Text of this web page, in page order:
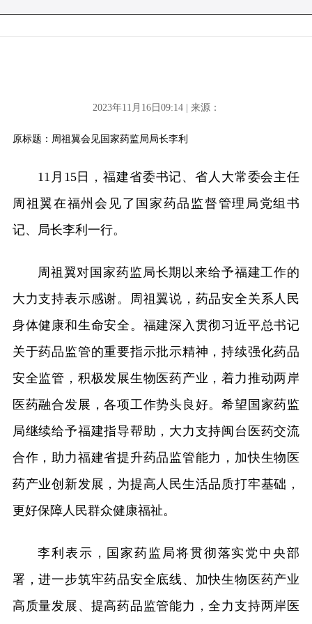
2023年11月16日09:14 | 来源：
原标题：周祖翼会见国家药监局局长李利
11月15日，福建省委书记、省人大常委会主任
周祖翼在福州会见了国家药品监督管理局党组书
记、局长李利一行。
周祖翼对国家药监局长期以来给予福建工作的
大力支持表示感谢。周祖翼说，药品安全关系人民
身体健康和生命安全。福建深入贯彻习近平总书记
关于药品监管的重要指示批示精神，持续强化药品
安全监管，积极发展生物医药产业，着力推动两岸
医药融合发展，各项工作势头良好。希望国家药监
局继续给予福建指导帮助，大力支持闽台医药交流
合作，助力福建省提升药品监管能力，加快生物医
药产业创新发展，为提高人民生活品质打牢基础，
更好保障人民群众健康福祉。
李利表示，国家药监局将贯彻落实党中央部
署，进一步筑牢药品安全底线、加快生物医药产业
高质量发展、提高药品监管能力，全力支持两岸医